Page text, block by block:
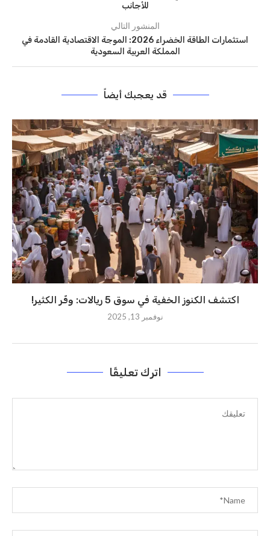
للأجانب
المنشور التالي
استثمارات الطاقة الخضراء 2026: الموجة الاقتصادية القادمة في
المملكة العربية السعودية
قد يعجبك أيضاً
اكتشف الكنوز الخفية في سوق 5 ريالات: وفّر الكثير!
نوفمبر 13, 2025
اترك تعليقًا